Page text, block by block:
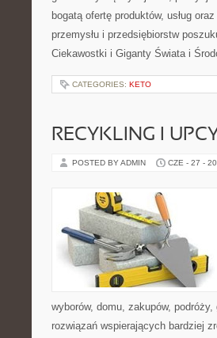
bogatą ofertę produktów, usług
przemysłu i przedsiębiorstw
Ciekawostki i Giganty Świata i
CATEGORIES: KETO
RECYKLING I
POSTED BY ADMIN CZE - 27 -
wyborów, domu, zakupów,
rozwiązań wspierających bardziej